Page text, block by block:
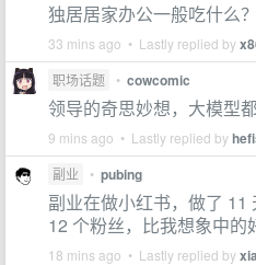
独居居家办公一般吃什么？
33 mins ago • Lastly replied by
职场话题 • cowcomic
领导的奇思妙想，大模型
9 mins ago • Lastly replied by
副业 • pubing
副业在做小红书，做了 11
12 个粉丝，比我想象中的
18 mins ago • Lastly replied by